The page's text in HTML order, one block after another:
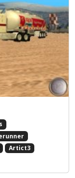
Artict3